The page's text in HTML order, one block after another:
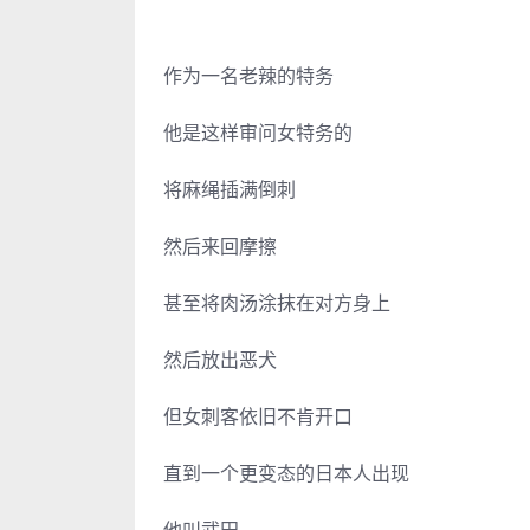
作为一名老辣的特务
他是这样审问女特务的
将麻绳插满倒刺
然后来回摩擦
甚至将肉汤涂抹在对方身上
然后放出恶犬
但女刺客依旧不肯开口
直到一个更变态的日本人出现